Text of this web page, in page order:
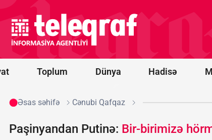
Toplum Dünya Hadisə
“Qarabağ”
oyununun
start
heyətləri
Əsas səhifə Cənubi Qafqaz
Paşinyandan Putinə: Bir-birimizə